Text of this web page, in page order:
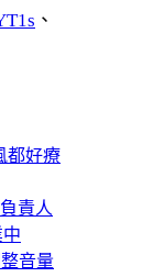
、
都好療
責人
音量